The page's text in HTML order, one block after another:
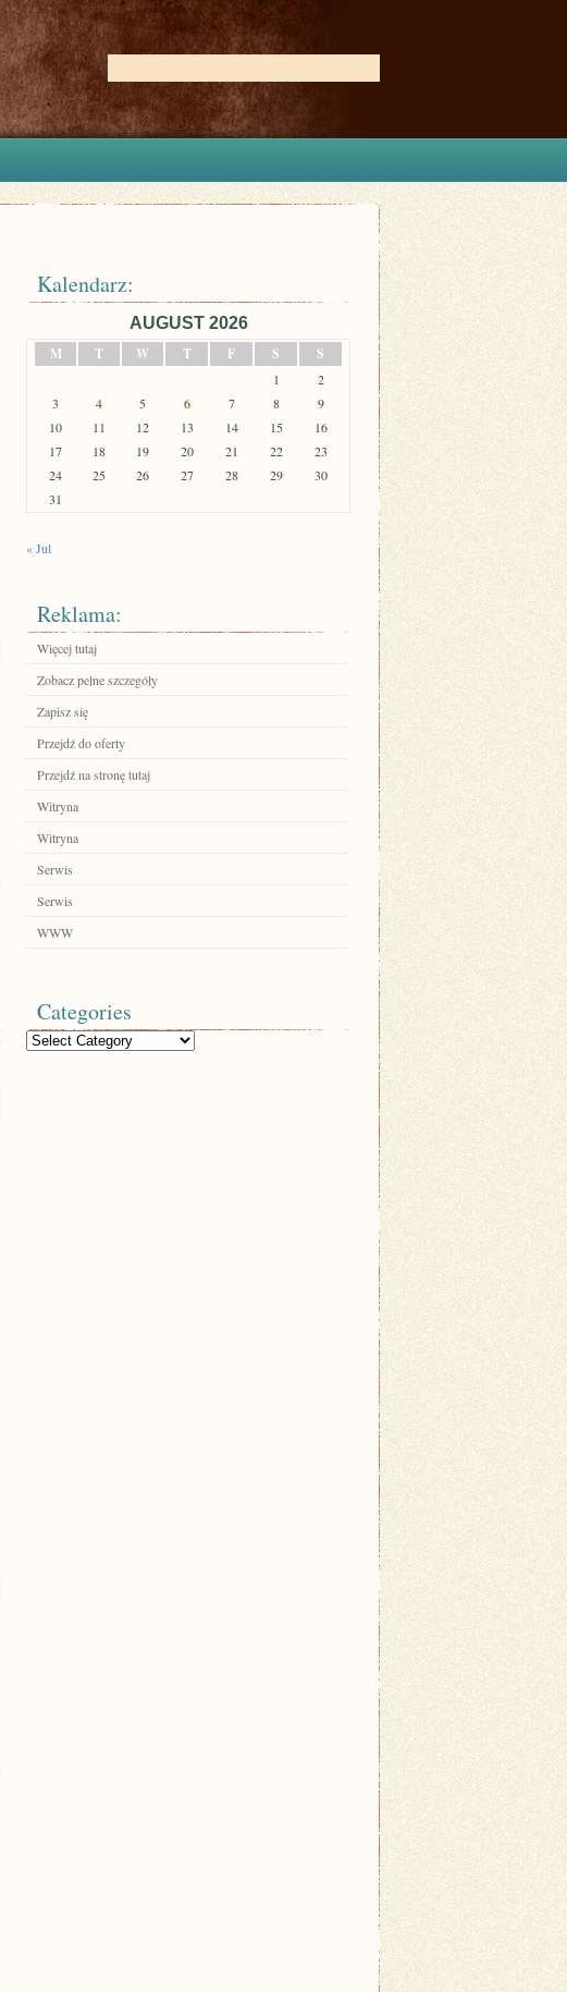
Kalendarz:
AUGUST 2026
M
T W T F S S
1
2
3
4 5 6 7 8
9
10
11 12 13 14 15
16
17
18 19 20 21 22
23
24
25 26 27 28 29
30
31
« Jul
Reklama:
Więcej tutaj
Zobacz pełne szczegóły
Zapisz się
Przejdź do oferty
Przejdź na stronę tutaj
Witryna
Witryna
Serwis
Serwis
WWW
Categories
Categories